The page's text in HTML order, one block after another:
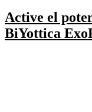
Active el
BiYottica